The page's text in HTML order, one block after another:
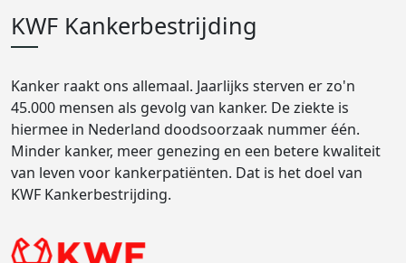
KWF Kankerbestrijding
Kanker raakt ons allemaal. Jaarlijks sterven er zo'n
45.000 mensen als gevolg van kanker. De ziekte is
hiermee in Nederland doodsoorzaak nummer één.
Minder kanker, meer genezing en een betere kwaliteit
van leven voor kankerpatiënten. Dat is het doel van
KWF Kankerbestrijding.